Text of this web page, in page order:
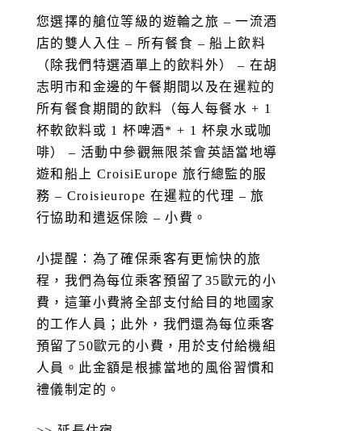
您選擇的艙位等級的遊輪之旅 – 一流酒
店的雙人入住 – 所有餐食 – 船上飲料
（除我們特選酒單上的飲料外） – 在胡
志明市和金邊的午餐期間以及在暹粒的
所有餐食期間的飲料（每人每餐水 + 1
杯軟飲料或 1 杯啤酒* + 1 杯泉水或咖
啡） – 活動中參觀無限茶會英語當地導
遊和船上 CroisiEurope 旅行總監的服
務 – Croisieurope 在暹粒的代理 – 旅
行協助和遣返保險 – 小費。
小提醒：為了確保乘客有更愉快的旅
程，我們為每位乘客預留了35歐元的小
費，這筆小費將全部支付給目的地國家
的工作人員；此外，我們還為每位乘客
預留了50歐元的小費，用於支付給機組
人員。此金額是根據當地的風俗習慣和
禮儀制定的。